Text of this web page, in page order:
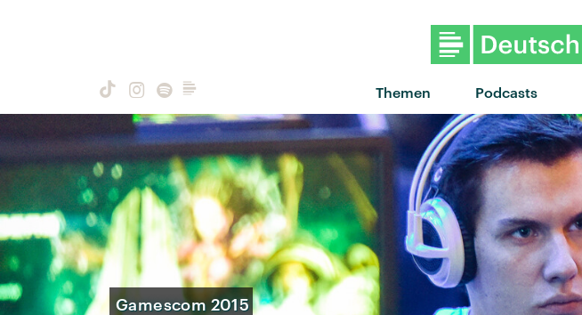
Themen Podcasts
Gamescom 2015